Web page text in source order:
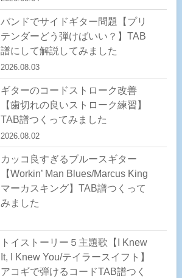
バンドでサイドギター問題【プリ
テンダーどう弾けばいい？】TAB
譜にして解説してみました
2026.08.03
ギターのコードストローク改善
【歯切れの良いストローク練習】
TAB譜つくってみました
2026.08.02
カッコ良すぎるブルースギター
【Workin’ Man Blues/Marcus King
マーカスキング】TAB譜つくって
みました
トイストーリー５主題歌【I Knew
It, I Knew You/テイラースイフト】
アコギで弾けるコードTAB譜つく